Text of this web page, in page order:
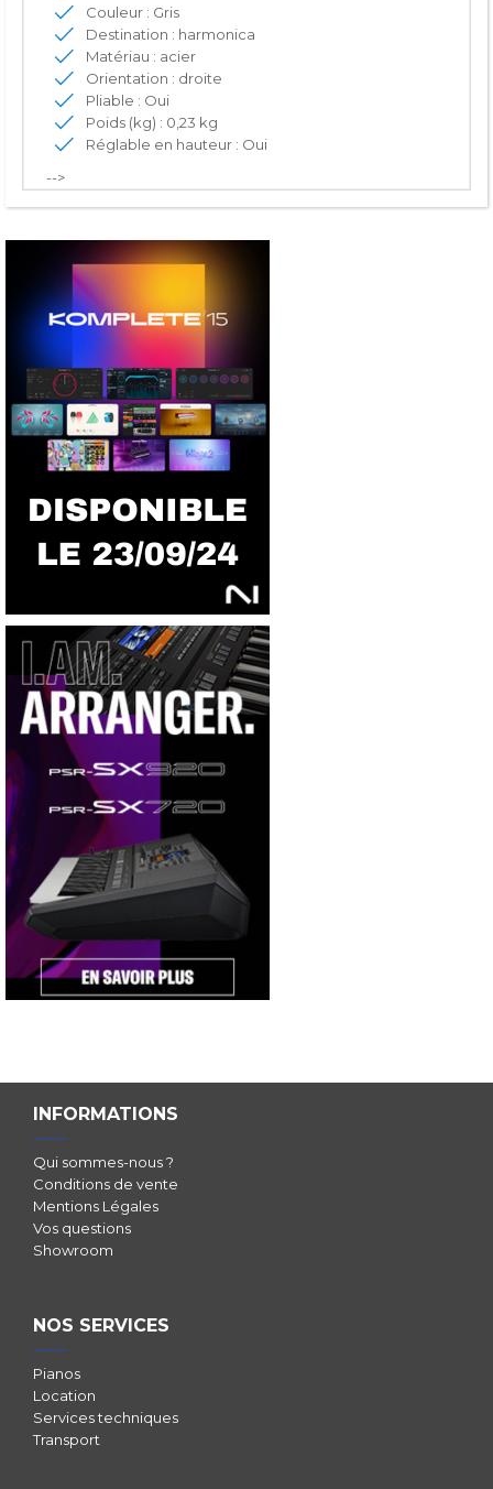
Couleur : Gris
Destination : harmonica
Matériau : acier
Orientation : droite
Pliable : Oui
Poids (kg) : 0,23 kg
Réglable en hauteur : Oui
-->
INFORMATIONS
Qui sommes-nous ?
Conditions de vente
Mentions Légales
Vos questions
Showroom
NOS SERVICES
Pianos
Location
Services techniques
Transport